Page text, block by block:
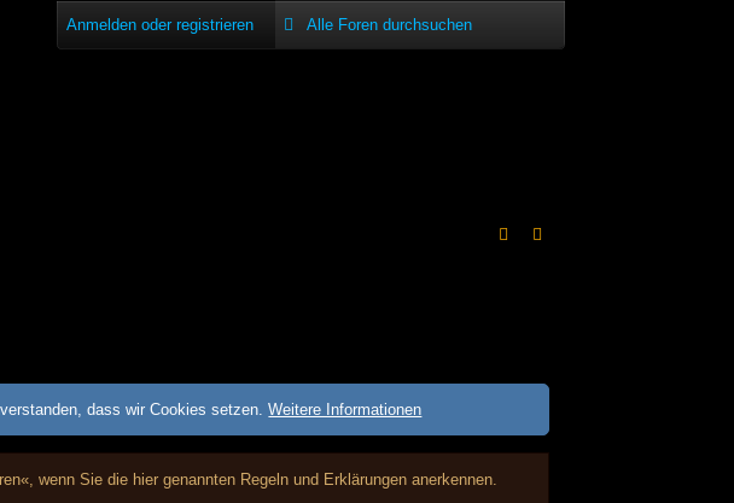
Anmelden oder registrieren
dass wir Cookies setzen.Weitere Informationen
wenn Sie die hier genannten Regeln und Erklärungen anerkennen.